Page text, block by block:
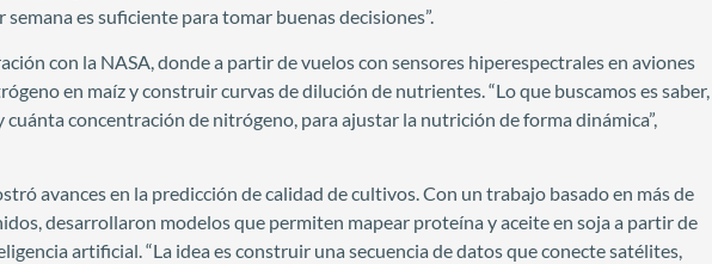
es suficiente para tomar buenas decisiones”.
con la NASA, donde a partir de vuelos con sensores hiperespectrales en aviones
en maíz y construir curvas de dilución de nutrientes. “Lo que buscamos es saber,
cuánta concentración de nitrógeno, para ajustar la nutrición de forma dinámica”,
avances en la predicción de calidad de cultivos. Con un trabajo basado en más de
desarrollaron modelos que permiten mapear proteína y aceite en soja a partir de
artificial. “La idea es construir una secuencia de datos que conecte satélites,